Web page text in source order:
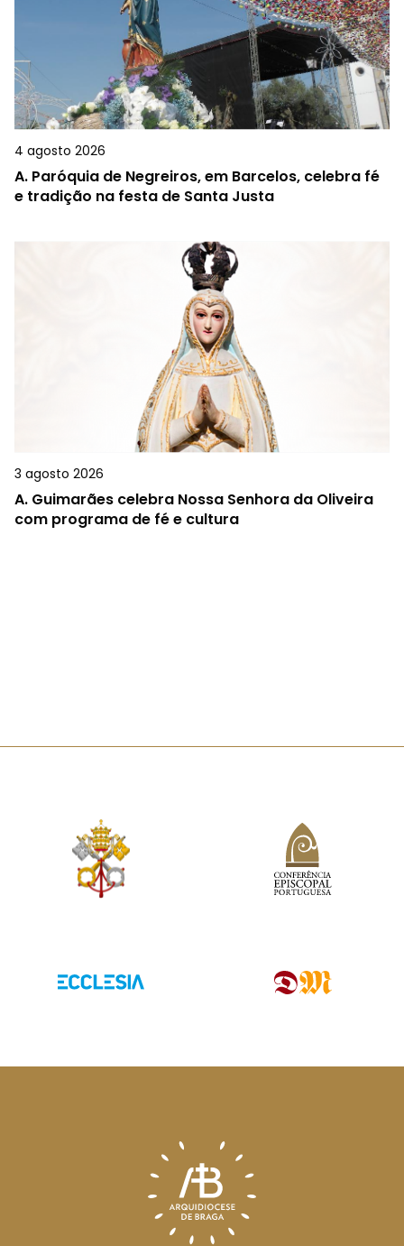
4 agosto 2026
A. Paróquia de Negreiros, em Barcelos, celebra fé
e tradição na festa de Santa Justa
3 agosto 2026
A. Guimarães celebra Nossa Senhora da Oliveira
com programa de fé e cultura